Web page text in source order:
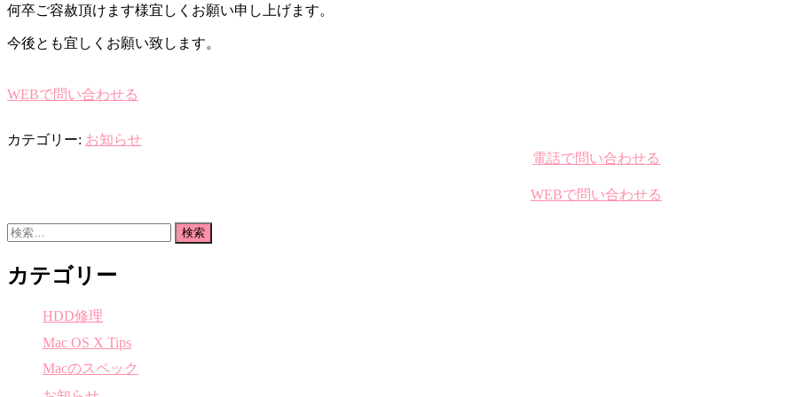
何卒ご容赦頂けます様宜しくお願い申し上げます。
今後とも宜しくお願い致します。
WEBで問い合わせる
カテゴリー: お知らせ
電話で問い合わせる
WEBで問い合わせる
検
カテゴリー
HDD修理
Mac OS X Tips
Macのスペック